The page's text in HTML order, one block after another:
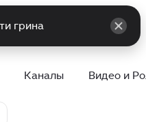
Каналы Видео и